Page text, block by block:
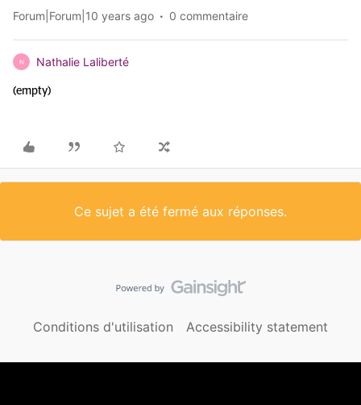
Forum|Forum|10 years ago 0 commentaire
N Nathalie Laliberté
(empty)
Ce sujet a été fermé aux réponses.
Conditions d'utilisation Accessibility statement